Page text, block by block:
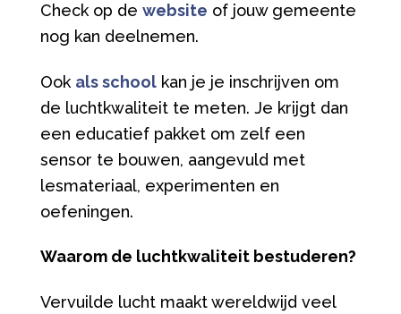
Check op de website of jouw gemeente
nog kan deelnemen.
Ook als schoolkan je je inschrijven om
de luchtkwaliteit te meten. Je krijgt dan
een educatief pakket om zelf een
sensor te bouwen, aangevuld met
lesmateriaal, experimenten en
oefeningen.
Waarom de luchtkwaliteit bestuderen?
Vervuilde lucht maakt wereldwijd veel